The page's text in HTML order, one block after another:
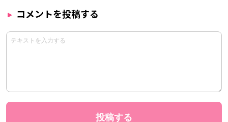
コメントを投稿する